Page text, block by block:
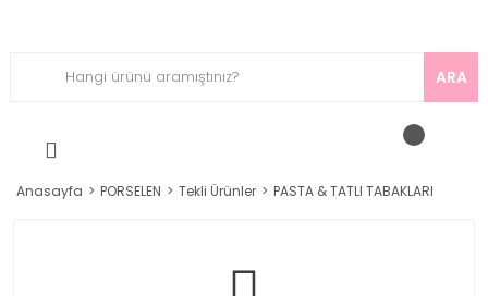
ARA
Anasayfa PORSELEN Tekli Ürünler PASTA & TATLI TABAKLARI